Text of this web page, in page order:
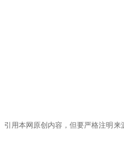
用本网原创内容，但要严格注明